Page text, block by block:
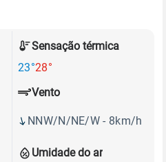
Sensação térmica
23°28°
Umidade do ar
Vento
NNW/N/NE/W - 8km/h